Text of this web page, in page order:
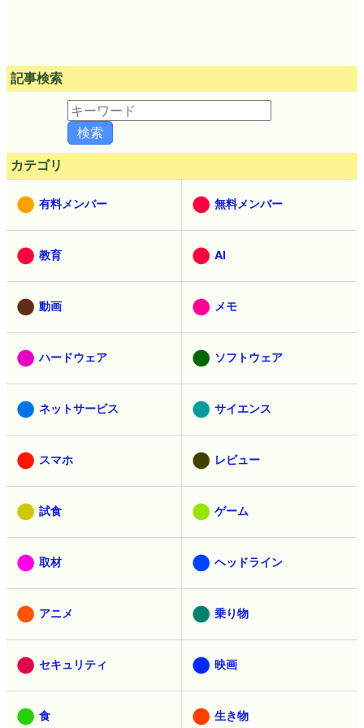
記事検索
カテゴリ
有料メンバー 無料メンバー
教育 AI
動画 メモ
ハードウェア ソフトウェア
ネットサービス サイエンス
スマホ レビュー
試食 ゲーム
取材 ヘッドライン
アニメ 乗り物
セキュリティ 映画
食 生き物